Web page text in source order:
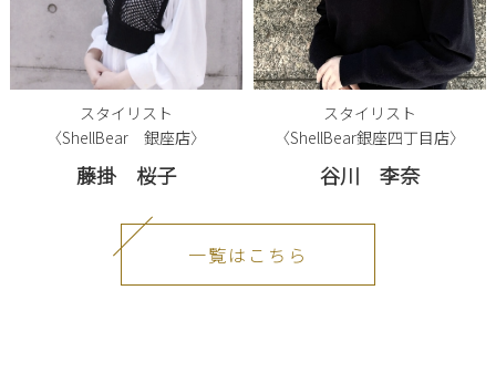
スタイリスト
〈ShellBear 銀座店〉
藤掛 桜子
スタイリスト
〈ShellBear銀座四丁目店〉
谷川 李奈
一覧はこちら